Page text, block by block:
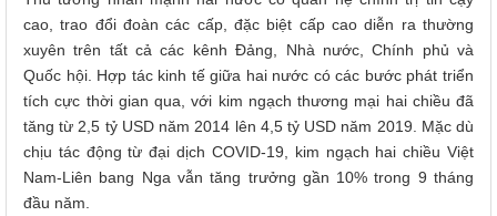
cao, trao đổi đoàn các cấp, đặc biệt cấp cao diễn ra thường
xuyên trên tất cả các kênh Đảng, Nhà nước, Chính phủ và
Quốc hội. Hợp tác kinh tế giữa hai nước có các bước phát triển
tích cực thời gian qua, với kim ngạch thương mại hai chiều đã
tăng từ 2,5 tỷ USD năm 2014 lên 4,5 tỷ USD năm 2019. Mặc dù
chịu tác động từ đại dịch COVID-19, kim ngạch hai chiều Việt
Nam-Liên bang Nga vẫn tăng trưởng gần 10% trong 9 tháng
đầu năm.